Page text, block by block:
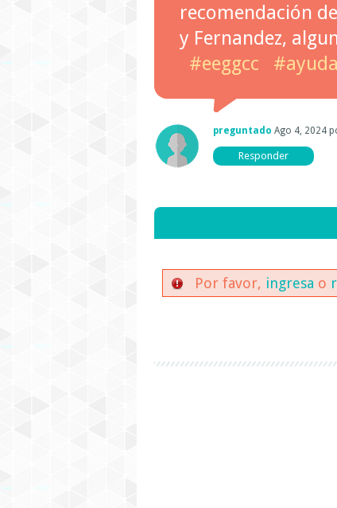
recomendación
y Fernandez,
#eeggcc
preguntado Ago 4, 2024
Por favor, ingresa o